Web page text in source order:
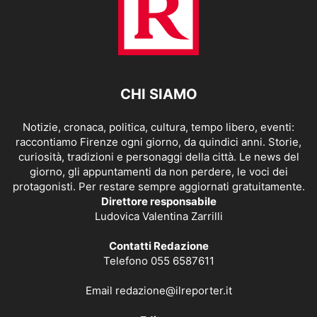
CHI SIAMO
Notizie, cronaca, politica, cultura, tempo libero, eventi:
raccontiamo Firenze ogni giorno, da quindici anni. Storie,
curiosità, tradizioni e personaggi della città. Le news del
giorno, gli appuntamenti da non perdere, le voci dei
protagonisti. Per restare sempre aggiornati gratuitamente.
Direttore responsabile
Ludovica Valentina Zarrilli
Contatti Redazione
Telefono 055 6587611
Email redazione@ilreporter.it